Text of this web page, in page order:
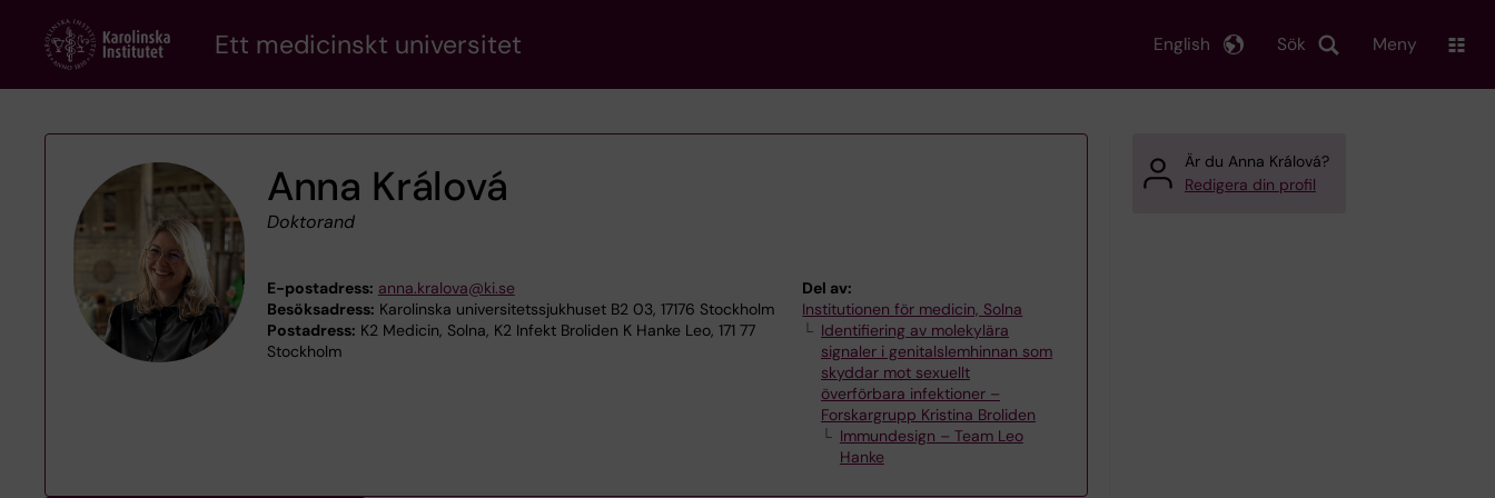
content
Ett medicinskt universitet Sök
English Meny
Anna Králová
Doktorand
E-postadress: anna.kralova@ki.se
Besöksadress: Karolinska universitetssjukhuset B2 03, 17176 Stockholm
Postadress: K2 Medicin, Solna, K2 Infekt Broliden K Hanke Leo, 171 77
Stockholm
Del av:
Institutionen för medicin, Solna
Identifiering av molekylära
signaler i genitalslemhinnan som
skyddar mot sexuellt
överförbara infektioner –
Forskargrupp Kristina Broliden
Immundesign – Team Leo
Hanke
Är du Anna Králová?
Redigera din profil